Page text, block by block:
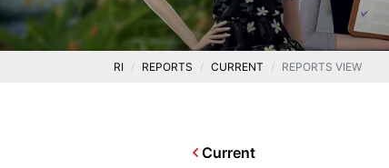
RI REPORTS CURRENT REPORTS VIEW
Current